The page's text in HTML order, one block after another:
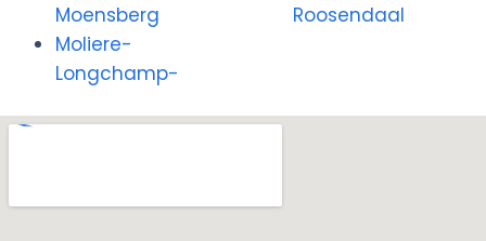
Moensberg
Moliere-
Longchamp-
Roosendaal